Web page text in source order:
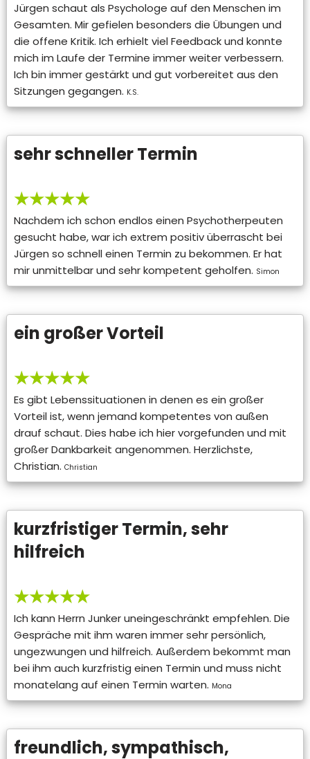
Jürgen schaut als Psychologe auf den Menschen im
Gesamten. Mir gefielen besonders die Übungen und
die offene Kritik. Ich erhielt viel Feedback und konnte
mich im Laufe der Termine immer weiter verbessern.
Ich bin immer gestärkt und gut vorbereitet aus den
Sitzungen gegangen. K.S.
sehr schneller Termin
★★★★★
Nachdem ich schon endlos einen Psychotherpeuten
gesucht habe, war ich extrem positiv überrascht bei
Jürgen so schnell einen Termin zu bekommen. Er hat
mir unmittelbar und sehr kompetent geholfen. Simon
ein großer Vorteil
★★★★★
Es gibt Lebenssituationen in denen es ein großer
Vorteil ist, wenn jemand kompetentes von außen
drauf schaut. Dies habe ich hier vorgefunden und mit
großer Dankbarkeit angenommen. Herzlichste,
Christian. Christian
kurzfristiger Termin, sehr
hilfreich
★★★★★
Ich kann Herrn Junker uneingeschränkt empfehlen. Die
Gespräche mit ihm waren immer sehr persönlich,
ungezwungen und hilfreich. Außerdem bekommt man
bei ihm auch kurzfristig einen Termin und muss nicht
monatelang auf einen Termin warten. Mona
freundlich, sympathisch,